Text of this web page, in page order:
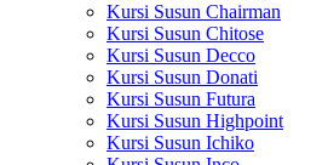
Kursi Susun Chairman
Kursi Susun Chitose
Kursi Susun Decco
Kursi Susun Donati
Kursi Susun Futura
Kursi Susun Highpoint
Kursi Susun Ichiko